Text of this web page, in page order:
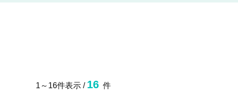
1～16件表示 / 16 件